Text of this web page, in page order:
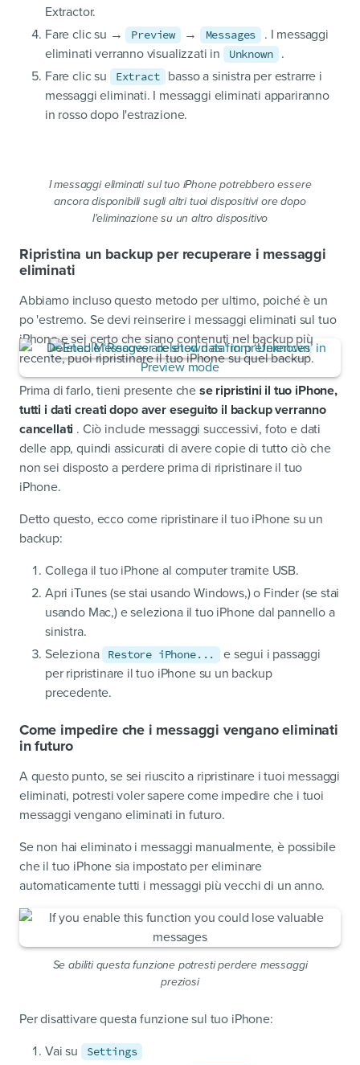
Extractor.
Fare clic su →
Preview → Messages
. I messaggi
eliminati verranno visualizzati in
Unknown
.
Fare clic su
Extract
basso a sinistra per estrarre i
messaggi eliminati. I messaggi eliminati appariranno
in rosso dopo l'estrazione.
I messaggi eliminati sul tuo iPhone potrebbero essere
ancora disponibili sugli altri tuoi dispositivi ore dopo
l'eliminazione su un altro dispositivo
Ripristina un backup per recuperare i messaggi
eliminati
Abbiamo incluso questo metodo per ultimo, poiché è un
po 'estremo. Se devi reinserire i messaggi eliminati sul tuo
iPhone e sei certo che siano contenuti nel backup più
recente, puoi ripristinare il tuo iPhone su quel backup.
Prima di farlo, tieni presente che se ripristini il tuo iPhone,
tutti i dati creati dopo aver eseguito il backup verranno
cancellati . Ciò include messaggi successivi, foto e dati
delle app, quindi assicurati di avere copie di tutto ciò che
non sei disposto a perdere prima di ripristinare il tuo
iPhone.
Detto questo, ecco come ripristinare il tuo iPhone su un
backup:
Collega il tuo iPhone al computer tramite USB.
Apri iTunes (se stai usando Windows,) o Finder (se stai
usando Mac,) e seleziona il tuo iPhone dal pannello a
sinistra.
Seleziona
Restore iPhone...
e segui i passaggi
per ripristinare il tuo iPhone su un backup
precedente.
Come impedire che i messaggi vengano eliminati
in futuro
A questo punto, se sei riuscito a ripristinare i tuoi messaggi
eliminati, potresti voler sapere come impedire che i tuoi
messaggi vengano eliminati in futuro.
Se non hai eliminato i messaggi manualmente, è possibile
che il tuo iPhone sia impostato per eliminare
automaticamente tutti i messaggi più vecchi di un anno.
Se abiliti questa funzione potresti perdere messaggi
preziosi
Per disattivare questa funzione sul tuo iPhone:
Vai su
Settings